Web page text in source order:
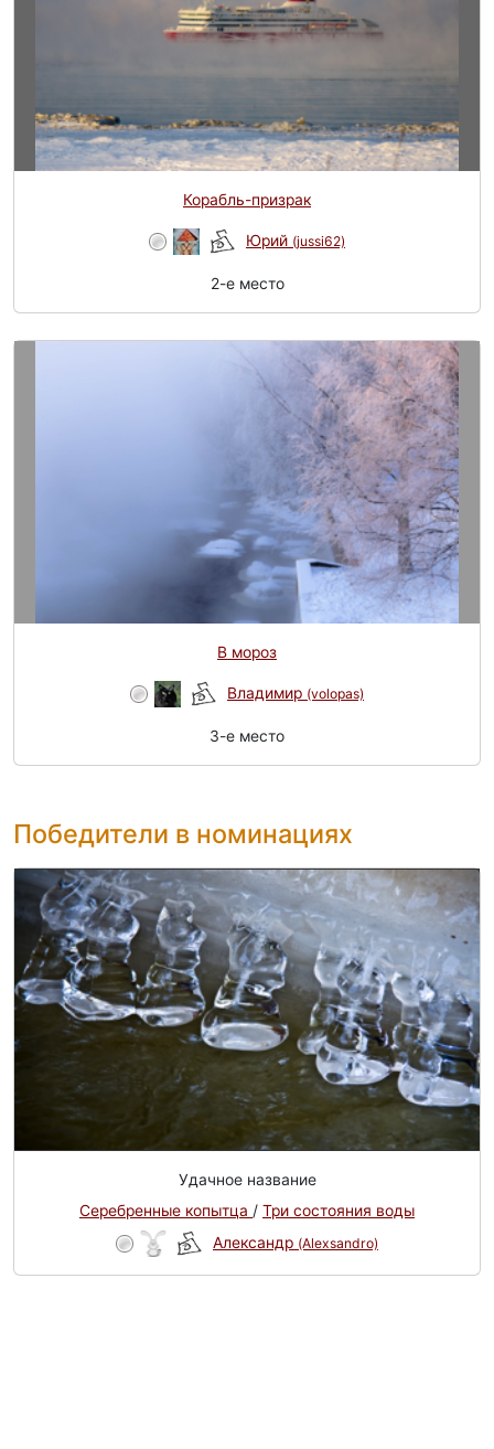
Корабль-призрак
Юрий (jussi62)
2-e место
В мороз
Владимир (volopas)
3-e место
Победители в номинациях
Удачное название
Серебренные копытца / Три состояния воды
Александр (Alexsandro)